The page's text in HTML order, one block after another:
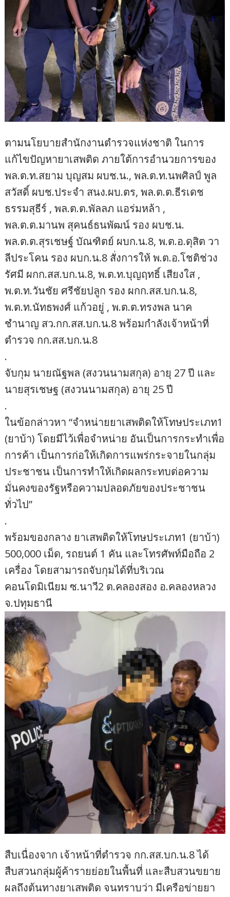
ตามนโยบายสำนักงานตำรวจแห่งชาติ ในการ
แก้ไขปัญหายาเสพติด ภายใต้การอำนวยการของ
พล.ต.ท.สยาม บุญสม ผบช.น., พล.ต.ท.นพศิลป์ พูล
สวัสดิ์ ผบช.ประจำ สนง.ผบ.ตร, พล.ต.ต.ธีรเดช
ธรรมสุธีร์ , พล.ต.ต.พัลลภ แอร่มหล้า ,
พล.ต.ต.มานพ สุคนธ์ธนพัฒน์ รอง ผบช.น.
พล.ต.ต.สุรเชษฐ์ บัณฑิตย์ ผบก.น.8, พ.ต.อ.ดุสิต วา
ลีประโคน รอง ผบก.น.8 สั่งการให้ พ.ต.อ.โชติช่วง
รัศมี ผกก.สส.บก.น.8, พ.ต.ท.บุญฤทธิ์ เสียงใส ,
พ.ต.ท.วันชัย ศรีชัยปลูก รอง ผกก.สส.บก.น.8,
พ.ต.ท.นัทธพงศ์ แก้วอยู่ , พ.ต.ต.ทรงพล นาค
ชำนาญ สว.กก.สส.บก.น.8 พร้อมกำลังเจ้าหน้าที่
ตำรวจ กก.สส.บก.น.8
.
จับกุม นายณัฐพล (สงวนนามสกุล) อายุ 27 ปี และ
นายสุรเชษฐ (สงวนนามสกุล) อายุ 25 ปี
.
ในข้อกล่าวหา “จำหน่ายยาเสพติดให้โทษประเภท1
(ยาบ้า) โดยมีไว้เพื่อจำหน่าย อันเป็นการกระทำเพื่อ
การค้า เป็นการก่อให้เกิดการแพร่กระจายในกลุ่ม
ประชาชน เป็นการทำให้เกิดผลกระทบต่อความ
มั่นคงของรัฐหรือความปลอดภัยของประชาชน
ทั่วไป”
.
พร้อมของกลาง ยาเสพติดให้โทษประเภท1 (ยาบ้า)
500,000 เม็ด, รถยนต์ 1 คัน และโทรศัพท์มือถือ 2
เครื่อง โดยสามารถจับกุมได้ที่บริเวณ
คอนโดมิเนียม ซ.นาวี2 ต.คลองสอง อ.คลองหลวง
จ.ปทุมธานี
สืบเนื่องจาก เจ้าหน้าที่ตำรวจ กก.สส.บก.น.8 ได้
สืบสวนกลุ่มผู้ค้ารายย่อยในพื้นที่ และสืบสวนขยาย
ผลถึงต้นทางยาเสพติด จนทราบว่า มีเครือข่ายยา